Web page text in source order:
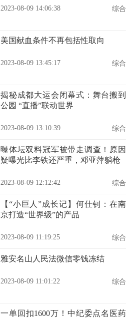
2023-08-09 14:06:38 综合
美国献血条件不再包括性取向
2023-08-09 13:45:17 综合
揭秘成都大运会闭幕式：舞台搬到
公园 “直播”联动世界
2023-08-09 13:10:39 综合
曝体坛双料冠军被带走调查！原因
疑曝光比李铁还严重，邓亚萍躺枪
2023-08-09 12:12:42 综合
【“小巨人”成长记】何仕钊：在南
京打造“世界级”的产品
2023-08-09 11:19:25 综合
雅安名山人民法微信零钱冻结
2023-08-09 11:01:22 综合
一单回扣1600万！中纪委点名医药